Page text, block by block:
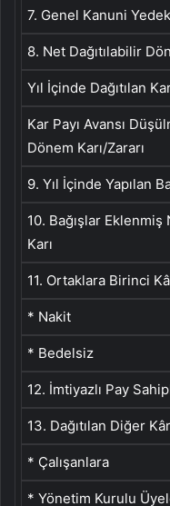
7. Genel Kanuni
8. Net Dağıtılabilir
Yıl İçinde Dağıtılan
Kar Payı Avansı
Dönem Karı/Zararı
9. Yıl İçinde Yapılan
10. Bağışlar Eklenmiş
Karı
11. Ortaklara Birinci
* Nakit
* Bedelsiz
12. İmtiyazlı Pay
13. Dağıtılan Diğer
* Çalışanlara
* Yönetim Kurulu